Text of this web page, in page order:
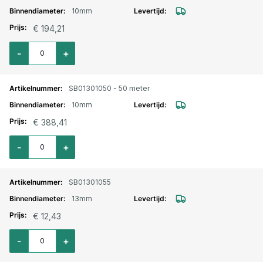
10mm
€ 194,21
Aantal voor EPDM heetwaterslang rood 10mm / 25 meter
+
-
SB01301050 - 50 meter
10mm
€ 388,41
Aantal voor EPDM heetwaterslang rood 10mm / 50 meter
+
-
SB01301055
13mm
€ 12,43
Aantal voor EPDM heetwaterslang rood 13mm
+
-